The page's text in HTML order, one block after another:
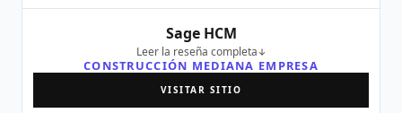
Sage HCM
Leer la reseña completa
CONSTRUCCIÓN MEDIANA EMPRESA
VISITAR SITIO